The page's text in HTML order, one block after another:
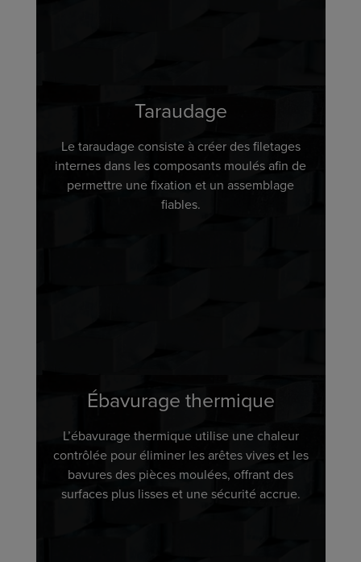
Taraudage
Le taraudage consiste à créer des filetages
internes dans les composants moulés afin de
permettre une fixation et un assemblage
fiables.
Ébavurage thermique
L’ébavurage thermique utilise une chaleur
contrôlée pour éliminer les arêtes vives et les
bavures des pièces moulées, offrant des
surfaces plus lisses et une sécurité accrue.